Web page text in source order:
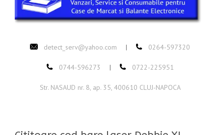
detect_serv@yahoo.com 0264-597320
0744-596273 0722-225951
Str. NASAUD nr. 8, ap. 35, 400610 CLUJ-NAPOCA